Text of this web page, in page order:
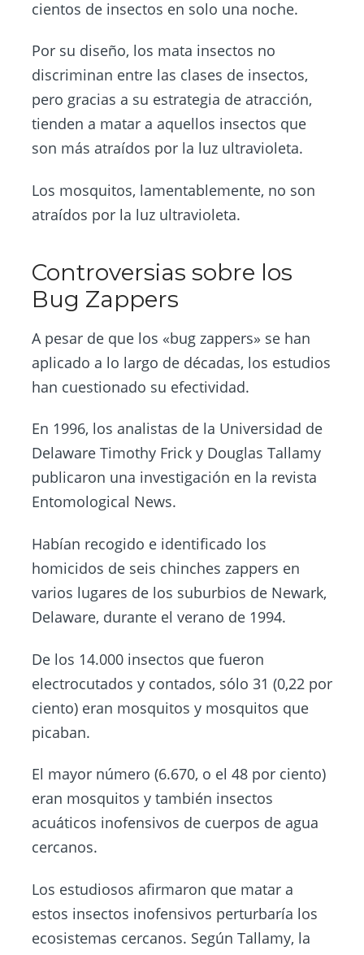
cientos de insectos en solo una noche.
Por su diseño, los mata insectos no
discriminan entre las clases de insectos,
pero gracias a su estrategia de atracción,
tienden a matar a aquellos insectos que
son más atraídos por la luz ultravioleta.
Los mosquitos, lamentablemente, no son
atraídos por la luz ultravioleta.
Controversias sobre los
Bug Zappers
A pesar de que los «bug zappers» se han
aplicado a lo largo de décadas, los estudios
han cuestionado su efectividad.
En 1996, los analistas de la Universidad de
Delaware Timothy Frick y Douglas Tallamy
publicaron una investigación en la revista
Entomological News.
Habían recogido e identificado los
homicidos de seis chinches zappers en
varios lugares de los suburbios de Newark,
Delaware, durante el verano de 1994.
De los 14.000 insectos que fueron
electrocutados y contados, sólo 31 (0,22 por
ciento) eran mosquitos y mosquitos que
picaban.
El mayor número (6.670, o el 48 por ciento)
eran mosquitos y también insectos
acuáticos inofensivos de cuerpos de agua
cercanos.
Los estudiosos afirmaron que matar a
estos insectos inofensivos perturbaría los
ecosistemas cercanos. Según Tallamy, la